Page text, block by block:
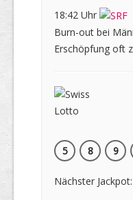
18:42 Uhr
Burn-out bei
Erschöpfung oft
5
8 9
Nächster